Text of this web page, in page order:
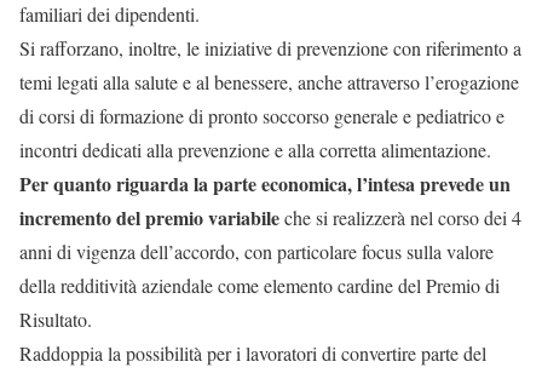
familiari dei dipendenti.
Si rafforzano, inoltre, le iniziative di prevenzione con riferimento a
temi legati alla salute e al benessere, anche attraverso l’erogazione
di corsi di formazione di pronto soccorso generale e pediatrico e
incontri dedicati alla prevenzione e alla corretta alimentazione.
Per quanto riguarda la parte economica, l’intesa prevede un
incremento del premio variabileche si realizzerà nel corso dei 4
anni di vigenza dell’accordo, con particolare focus sulla valore
della redditività aziendale come elemento cardine del Premio di
Risultato.
Raddoppia la possibilità per i lavoratori di convertire parte del